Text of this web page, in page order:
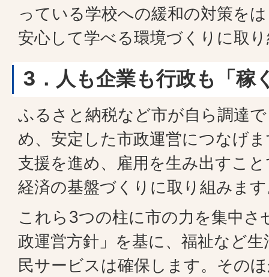
っている学校への緩和の対策を
安心して学べる環境づくりに取
3 ．人も企業も行政も「稼
ふるさと納税など市が自ら調達
め、安定した市政運営につなげ
支援を進め、雇用を生み出すこ
経済の基盤づくりに取り組みま
これら3つの柱に市の力を集中さ
政運営方針」を基に、福祉など
民サービスは確保します。その